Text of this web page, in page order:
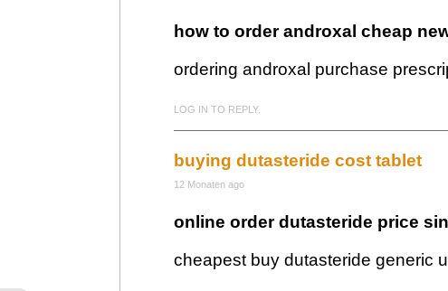
how to order androxal cheap
ordering androxal purchase
LOG IN TO REPLY.
buying dutasteride cost tablet
12 Monaten ago
online order dutasteride price
cheapest buy dutasteride generic